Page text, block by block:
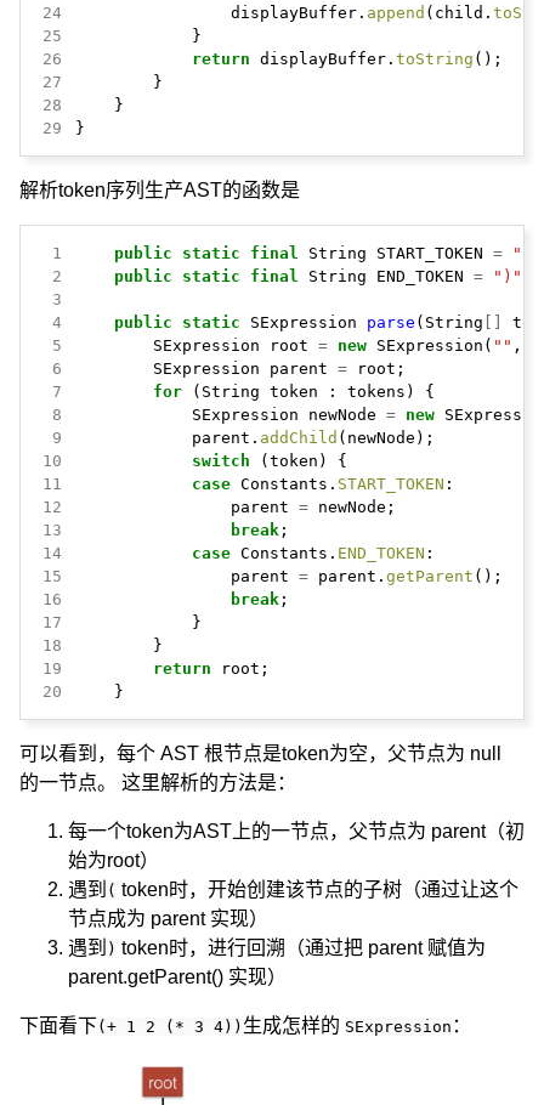
24
displayBuffer. append (child.
25
}
26
return displayBuffer. toString ();
27
}
28
}
29
}
解析token序列生产AST的函数是
1 public static final String START_TOKEN = "("
2
public static final String END_TOKEN = ")"
3
4
public static SExpression parse (String
5
SExpression root = new SExpression( "" ,
6
SExpression parent =
root;
7
for (String token : tokens)
{
8
SExpression newNode = new
9
parent. addChild (newNode);
10
switch (token)
{
11
case Constants. START_TOKEN :
12
parent =
newNode;
13
break;
14
case Constants. END_TOKEN :
15
parent = parent. getParent ();
16
break;
17
}
18
}
19
return
root;
20
}
可以看到，每个 AST 根节点是token为空，父节点为 null
的一节点。 这里解析的方法是：
每一个token为AST上的一节点，父节点为 parent（初
始为root）
遇到 ( token时，开始创建该节点的子树（通过让这个
节点成为 parent 实现）
遇到 ) token时，进行回溯（通过把 parent 赋值为
parent.getParent() 实现）
下面看下(+ 1 2 (* 3 4)) 生成怎样的 SExpression ：